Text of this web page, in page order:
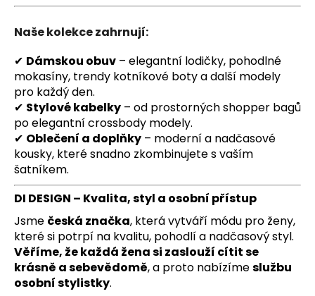
Naše kolekce zahrnují:
✔ Dámskou obuv – elegantní lodičky, pohodlné
mokasíny, trendy kotníkové boty a další modely
pro každý den.
✔ Stylové kabelky – od prostorných shopper bagů
po elegantní crossbody modely.
✔ Oblečení a doplňky – moderní a nadčasové
kousky, které snadno zkombinujete s vaším
šatníkem.
DI DESIGN – Kvalita, styl a osobní přístup
Jsme česká značka, která vytváří módu pro ženy,
které si potrpí na kvalitu, pohodlí a nadčasový styl.
Věříme, že každá žena si zaslouží cítit se
krásně a sebevědomě, a proto nabízímeslužbu
osobní stylistky.